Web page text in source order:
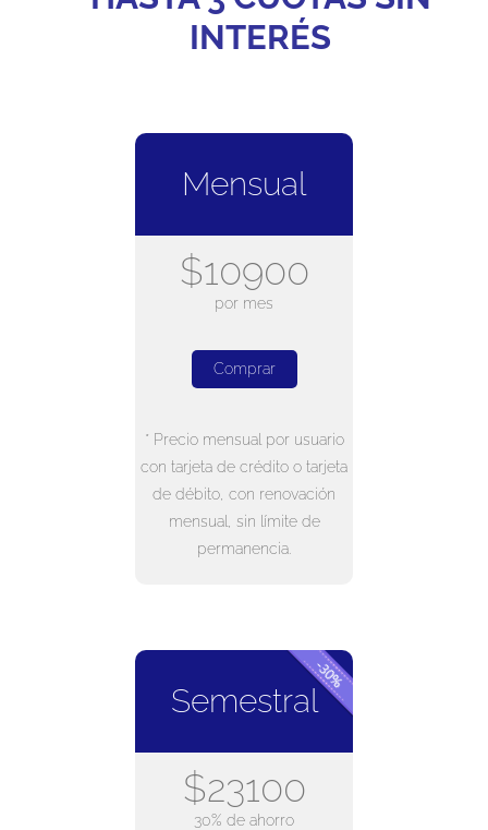
INTERÉS
Mensual
$10900
por mes
Comprar
* Precio mensual por usuario
con tarjeta de crédito o tarjeta
de débito, con renovación
mensual, sin límite de
permanencia.
Semestral
$23100
30% de ahorro